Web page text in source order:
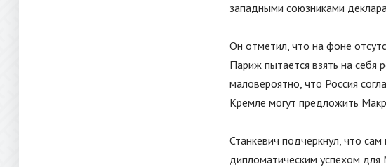
западными союзниками
Он отметил, что на фоне
Париж пытается взять на себя
маловероятно, что Россия
Кремле могут предложить
Станкевич подчеркнул, что
дипломатическим успехом